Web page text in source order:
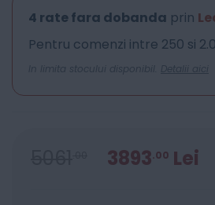
4 rate fara dobanda prin
Pentru comenzi intre 250 si
In limita stocului disponibil. Detalii aici
3893 00 Lei